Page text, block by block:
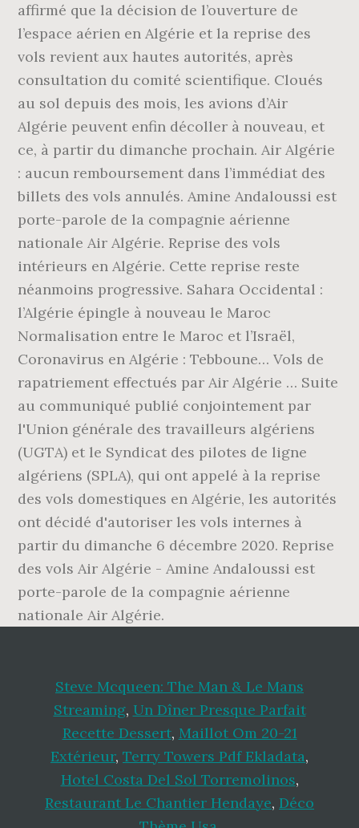
affirmé que la décision de l’ouverture de
l’espace aérien en Algérie et la reprise des
vols revient aux hautes autorités, après
consultation du comité scientifique. Cloués
au sol depuis des mois, les avions d’Air
Algérie peuvent enfin décoller à nouveau, et
ce, à partir du dimanche prochain. Air Algérie
: aucun remboursement dans l’immédiat des
billets des vols annulés. Amine Andaloussi est
porte-parole de la compagnie aérienne
nationale Air Algérie. Reprise des vols
intérieurs en Algérie. Cette reprise reste
néanmoins progressive. Sahara Occidental :
l’Algérie épingle à nouveau le Maroc
Normalisation entre le Maroc et l’Israël,
Coronavirus en Algérie : Tebboune… Vols de
rapatriement effectués par Air Algérie … Suite
au communiqué publié conjointement par
l'Union générale des travailleurs algériens
(UGTA) et le Syndicat des pilotes de ligne
algériens (SPLA), qui ont appelé à la reprise
des vols domestiques en Algérie, les autorités
ont décidé d'autoriser les vols internes à
partir du dimanche 6 décembre 2020. Reprise
des vols Air Algérie - Amine Andaloussi est
porte-parole de la compagnie aérienne
nationale Air Algérie.
Steve Mcqueen: The Man & Le Mans
Streaming, Un Dîner Presque Parfait
Recette Dessert, Maillot Om 20-21
Extérieur, Terry Towers Pdf Ekladata,
Hotel Costa Del Sol Torremolinos,
Restaurant Le Chantier Hendaye, Déco